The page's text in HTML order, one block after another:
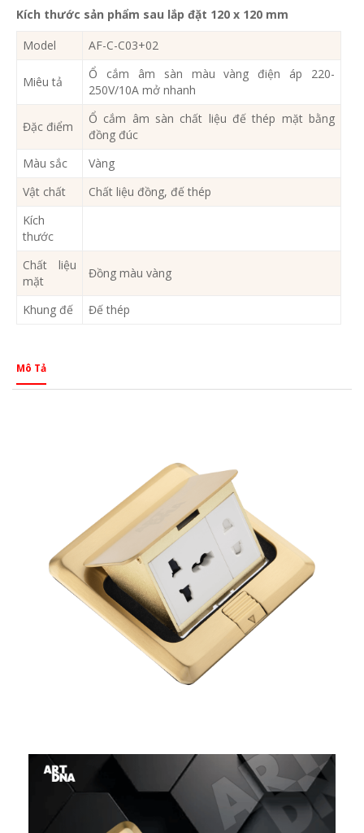
Kích thước sản phẩm sau lắp đặt 120 x 120 mm
Model
AF-C-C03+02
Miêu tả
Ổ cắm âm sàn màu vàng điện áp 220-
250V/10A mở nhanh
Đặc điểm
Ổ cắm âm sàn chất liệu đế thép mặt bằng
đồng đúc
Màu sắc
Vàng
Vật chất
Chất liệu đồng, đế thép
Kích
thước
Chất liệu
mặt
Đồng màu vàng
Khung đế Đế thép
Mô Tả